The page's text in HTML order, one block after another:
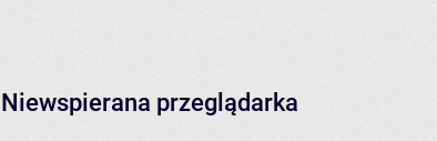
Niewspierana przeglądarka